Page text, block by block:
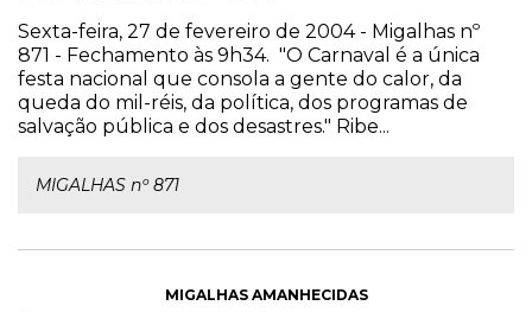
Sexta-feira, 27 de fevereiro de 2004 - Migalhas nº
871 - Fechamento às 9h34. "O Carnaval é a única
festa nacional que consola a gente do calor, da
queda do mil-réis, da política, dos programas de
salvação pública e dos desastres." Ribe...
MIGALHAS nº 871
MIGALHAS AMANHECIDAS